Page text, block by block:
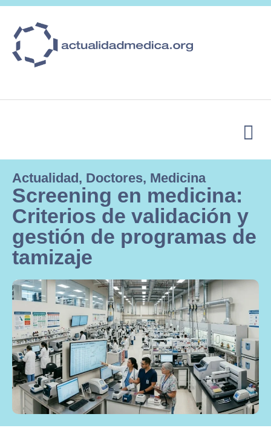
Actualidad, Doctores, Medicina
Screening en medicina:
Criterios de validación y
gestión de programas de
tamizaje